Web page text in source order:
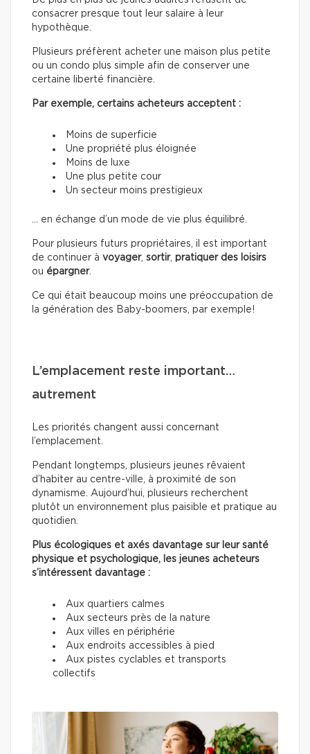
consacrer presque tout leur salaire à leur
hypothèque.
Plusieurs préfèrent acheter une maison plus petite
ou un condo plus simple afin de conserver une
certaine liberté financière.
Par exemple, certains acheteurs acceptent :
Moins de superficie
Une propriété plus éloignée
Moins de luxe
Une plus petite cour
Un secteur moins prestigieux
… en échange d’un mode de vie plus équilibré.
Pour plusieurs futurs propriétaires, il est important
de continuer à voyager, sortir, pratiquer des loisirs
ou épargner.
Ce qui était beaucoup moins une préoccupation de
la génération des Baby-boomers, par exemple!
L’emplacement reste important…
autrement
Les priorités changent aussi concernant
l’emplacement.
Pendant longtemps, plusieurs jeunes rêvaient
d’habiter au centre-ville, à proximité de son
dynamisme. Aujourd’hui, plusieurs recherchent
plutôt un environnement plus paisible et pratique au
quotidien.
Plus écologiques et axés davantage sur leur santé
physique et psychologique, les jeunes acheteurs
s’intéressent davantage :
Aux quartiers calmes
Aux secteurs près de la nature
Aux villes en périphérie
Aux endroits accessibles à pied
Aux pistes cyclables et transports
collectifs